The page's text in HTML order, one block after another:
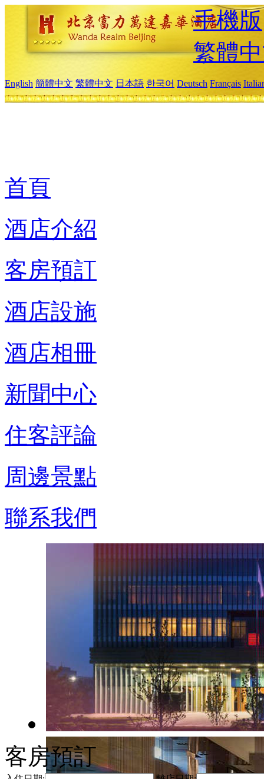
手機版
繁體
English 簡體中文 繁體中文 日本語 한국어 Deutsch Français
首頁
酒店介紹
客房預訂
酒店設施
酒店相冊
新聞中心
住客評論
周邊景點
聯系我們
客房預訂